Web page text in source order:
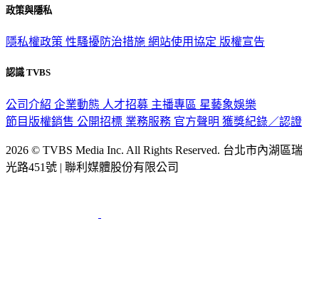
政策與隱私
隱私權政策 性騷擾防治措施 網站使用協定 版權宣告
認識 TVBS
公司介紹 企業動態 人才招募 主播專區 星藝象娛樂
節目版權銷售 公開招標 業務服務 官方聲明 獲獎紀錄／認證
2026 © TVBS Media Inc. All Rights Reserved. 台北市內湖區瑞
光路451號 | 聯利媒體股份有限公司